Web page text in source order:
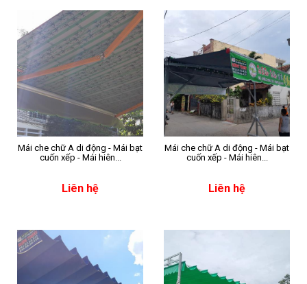
Mái che chữ A di động - Mái bạt
cuốn xếp - Mái hiên...
Liên hệ
Mái che chữ A di động - Mái bạt
cuốn xếp - Mái hiên...
Liên hệ